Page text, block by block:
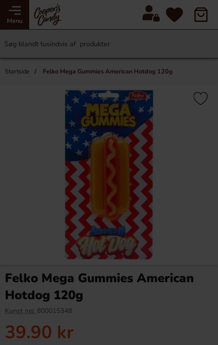
Menu
Startside Felko Mega Gummies American Hotdog 120g
Felko Mega Gummies American
Hotdog 120g
Kunst nej: 800015348
39.90 kr